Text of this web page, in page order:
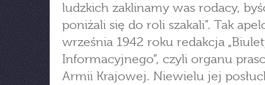
ludzkich zaklinamy was rodacy,
poniżali się do roli szakali”. Tak
września 1942 roku redakcja
Informacyjnego”, czyli organu
Armii Krajowej. Niewielu jej